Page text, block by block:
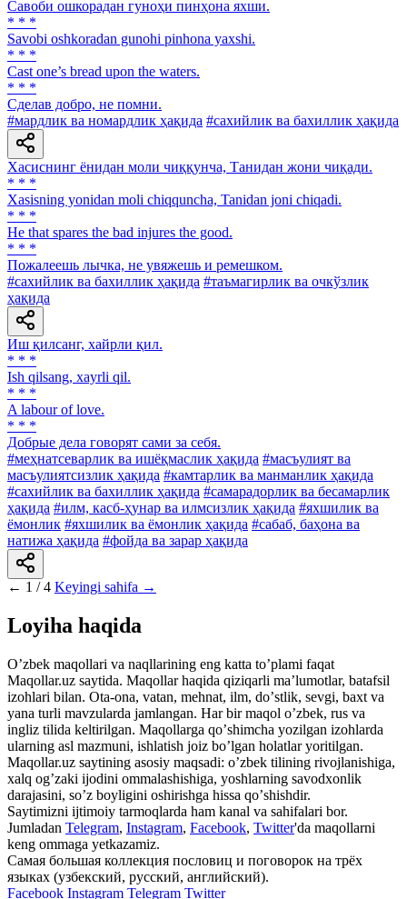
Савоби ошкорадан гуноҳи пинҳона яхши.
* * *
Savobi oshkoradan gunohi pinhona yaxshi.
* * *
Cast one’s bread upon the waters.
* * *
Сделав добро, не помни.
#мардлик ва номардлик ҳақида #сахийлик ва бахиллик ҳақида
Хасиснинг ёнидан моли чиққунча, Танидан жони чиқади.
* * *
Xasisning yonidan moli chiqquncha, Tanidan joni chiqadi.
* * *
He that spares the bad injures the good.
* * *
Пожалеешь лычка, не увяжешь и ремешком.
#сахийлик ва бахиллик ҳақида #таъмагирлик ва очкўзлик
ҳақида
Иш қилсанг, хайрли қил.
* * *
Ish qilsang, xayrli qil.
* * *
A labour of love.
* * *
Добрые дела говорят сами за себя.
#меҳнатсеварлик ва ишёқмаслик ҳақида #масъулият ва
масъулиятсизлик ҳақида #камтарлик ва манманлик ҳақида
#сахийлик ва бахиллик ҳақида #самарадорлик ва бесамарлик
ҳақида #илм, касб-ҳунар ва илмсизлик ҳақида #яхшилик ва
ёмонлик #яхшилик ва ёмонлик ҳақида #сабаб, баҳона ва
натижа ҳақида #фойда ва зарар ҳақида
← 1 / 4 Keyingi sahifa →
Loyiha haqida
Oʼzbek maqollari va naqllarining eng katta toʼplami faqat
Maqollar.uz saytida. Maqollar haqida qiziqarli maʼlumotlar, batafsil
izohlari bilan. Ota-ona, vatan, mehnat, ilm, doʼstlik, sevgi, baxt va
yana turli mavzularda jamlangan. Har bir maqol oʼzbek, rus va
ingliz tilida keltirilgan. Maqollarga qoʼshimcha yozilgan izohlarda
ularning asl mazmuni, ishlatish joiz boʼlgan holatlar yoritilgan.
Maqollar.uz saytining asosiy maqsadi: oʼzbek tilining rivojlanishiga,
xalq ogʼzaki ijodini ommalashishiga, yoshlarning savodxonlik
darajasini, soʼz boyligini oshirishga hissa qoʼshishdir.
Saytimizni ijtimoiy tarmoqlarda ham kanal va sahifalari bor.
Jumladan Telegram, Instagram, Facebook, Twitter'da maqollarni
keng ommaga yetkazamiz.
Самая большая коллекция пословиц и поговорок на трёх
языках (узбекский, русский, английский).
Facebook Instagram Telegram Twitter